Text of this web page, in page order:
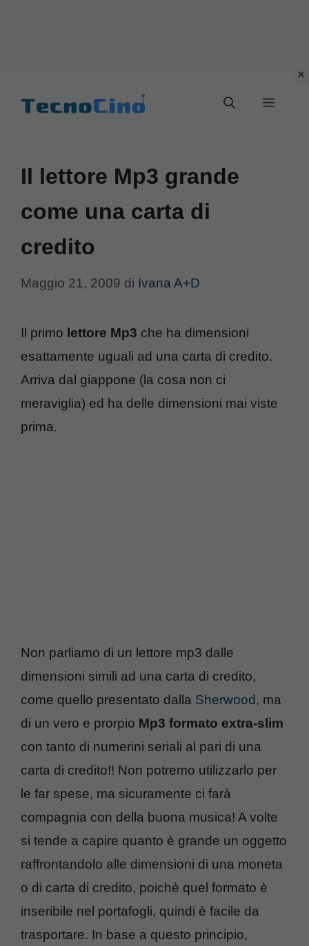
Menu
Il lettore Mp3 grande
come una carta di
credito
Maggio 21, 2009 di Ivana A+D
Il primo lettore Mp3 che ha dimensioni
esattamente uguali ad una carta di credito.
Arriva dal giappone (la cosa non ci
meraviglia) ed ha delle dimensioni mai viste
prima.
Non parliamo di un lettore mp3 dalle
dimensioni simili ad una carta di credito,
come quello presentato dalla Sherwood , ma
di un vero e prorpio Mp3 formato extra-slim
con tanto di numerini seriali al pari di una
carta di credito!! Non potremo utilizzarlo per
le far spese, ma sicuramente ci farà
compagnia con della buona musica! A volte
si tende a capire quanto è grande un oggetto
raffrontandolo alle dimensioni di una moneta
o di carta di credito, poichè quel formato è
inseribile nel portafogli, quindi è facile da
trasportare. In base a questo principio,